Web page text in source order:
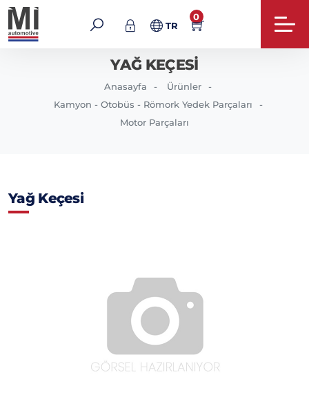
TR
0
YAĞ KEÇESI
Anasayfa
Ürünler
Kamyon - Otobüs - Römork Yedek Parçaları
Motor Parçaları
Yağ Keçesi